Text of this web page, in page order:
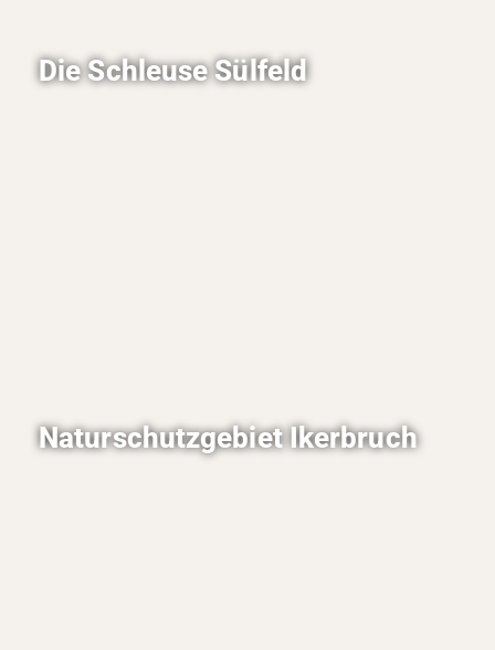
Die Schleuse Sülfeld
Naturschutzgebiet Ikerbruch